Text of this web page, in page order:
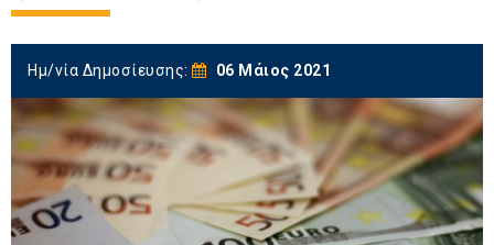
Ημ/νία Δημοσίευσης: 06 Μάιος 2021